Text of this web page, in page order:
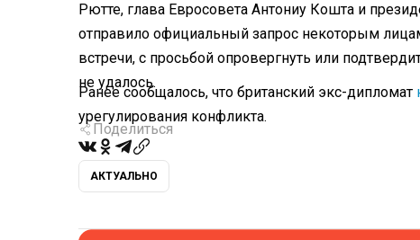
Рютте, глава Евросовета Антониу Кошта и
отправило официальный запрос некоторым
встречи, с просьбой опровергнуть или
не удалось.
Ранее сообщалось, что британский экс-дипломат
урегулирования конфликта.
Поделиться
АКТУАЛЬНО